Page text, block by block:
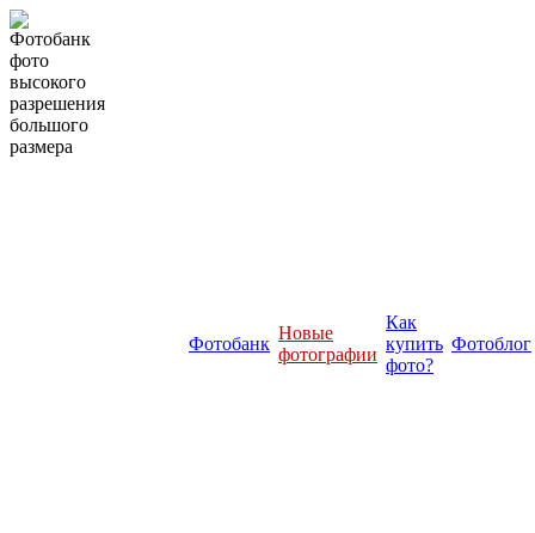
Фотобанк
Новые
фотографии
Как
купить
фото?
Фотоблог